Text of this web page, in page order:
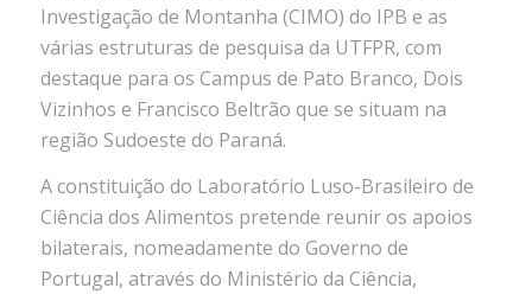
Investigação de Montanha (CIMO) do IPB e as
várias estruturas de pesquisa da UTFPR, com
destaque para os Campus de Pato Branco, Dois
Vizinhos e Francisco Beltrão que se situam na
região Sudoeste do Paraná.
A constituição do Laboratório Luso-Brasileiro de
Ciência dos Alimentos pretende reunir os apoios
bilaterais, nomeadamente do Governo de
Portugal, através do Ministério da Ciência,